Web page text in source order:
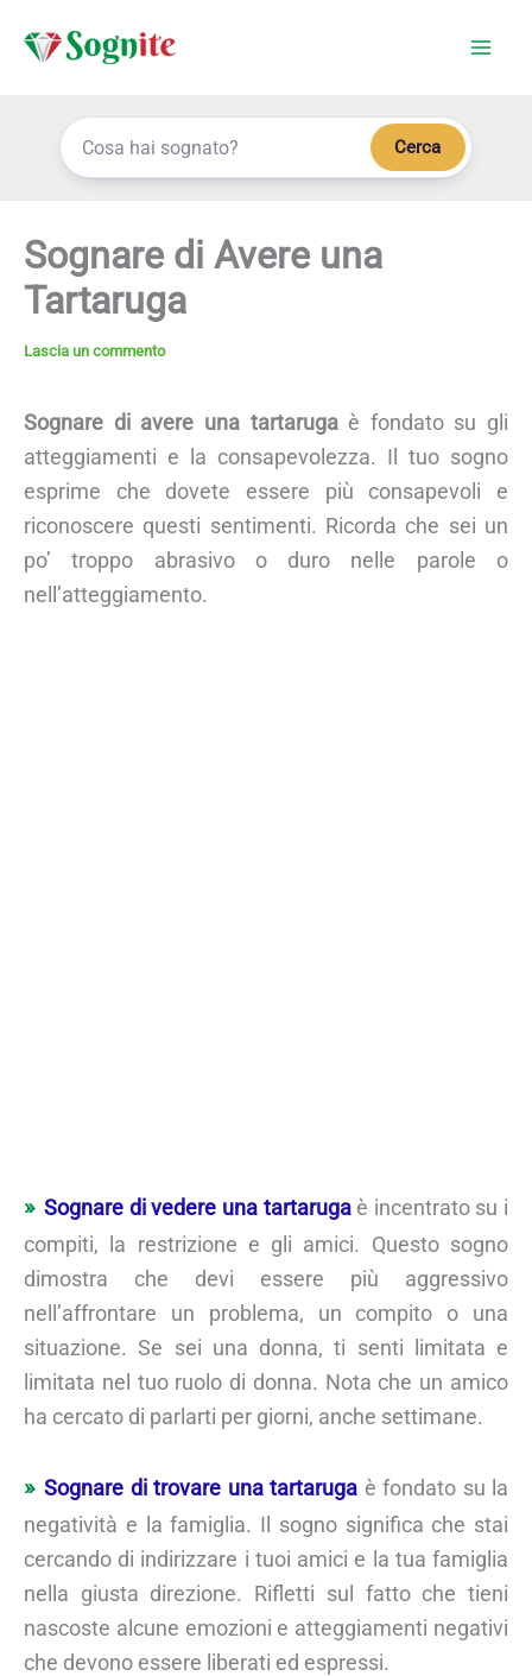
Cerca
Sognare di Avere una
Tartaruga
Lascia un commento
Sognare di avere una tartarugaè fondato su gli
atteggiamenti e la consapevolezza. Il tuo sogno
esprime che dovete essere più consapevoli e
riconoscere questi sentimenti. Ricorda che sei un
po’ troppo abrasivo o duro nelle parole o
nell’atteggiamento.
Sognare di vedere una tartarugaè incentrato su i
compiti, la restrizione e gli amici. Questo sogno
dimostra che devi essere più aggressivo
nell’affrontare un problema, un compito o una
situazione. Se sei una donna, ti senti limitata e
limitata nel tuo ruolo di donna. Nota che un amico
ha cercato di parlarti per giorni, anche settimane.
Sognare di trovare una tartaruga è fondato su la
negatività e la famiglia. Il sogno significa che stai
cercando di indirizzare i tuoi amici e la tua famiglia
nella giusta direzione. Rifletti sul fatto che tieni
nascoste alcune emozioni e atteggiamenti negativi
che devono essere liberati ed espressi.